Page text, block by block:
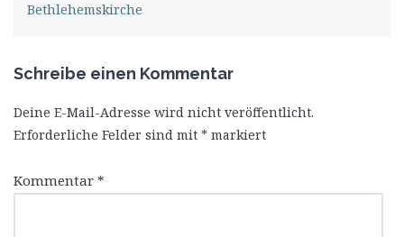
Bethlehemskirche
Schreibe einen Kommentar
Deine E-Mail-Adresse wird nicht veröffentlicht.
Erforderliche Felder sind mit * markiert
Kommentar *